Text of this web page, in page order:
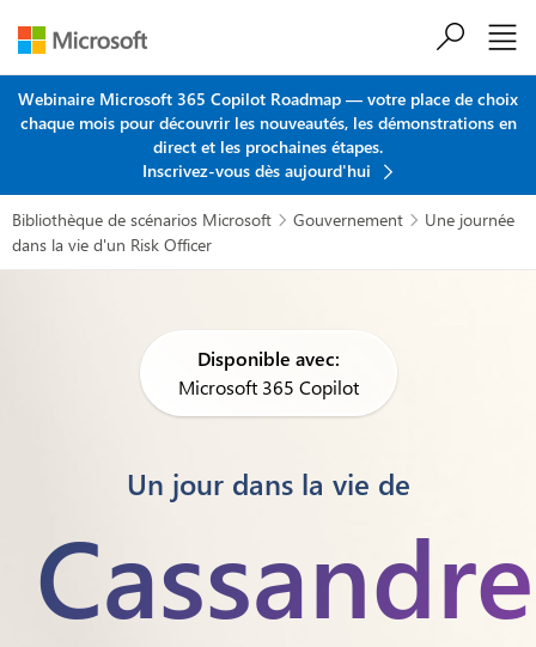
Webinaire Microsoft 365 Copilot Roadmap — votre place de choix
chaque mois pour découvrir les nouveautés, les démonstrations en
direct et les prochaines étapes.
Inscrivez-vous dès aujourd'hui
Bibliothèque de scénarios Microsoft  Gouvernement 
Une journée
dans la vie d'un Risk Officer
Disponible avec:
Microsoft 365 Copilot
Un jour dans la vie de
Cassandre